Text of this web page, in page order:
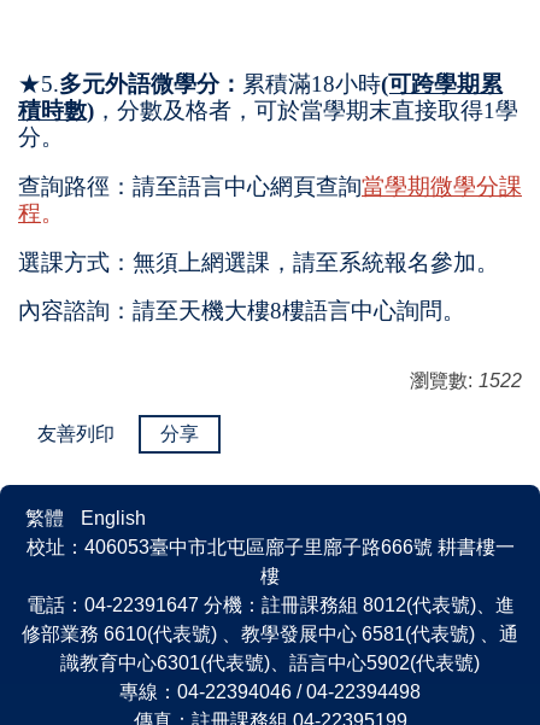
★5.多元外語微學分： 累積滿18小時(可跨學期累
積時數) ，分數及格者，可於當學期末直接取得1學
分。
查詢路徑：請至語言中心網頁查詢當學期微學分課
程。
選課方式：無須上網選課，請至系統報名參加。
內容諮詢：請至天機大樓8樓語言中心詢問。
瀏覽數: 1522
友善列印 分享
繁體
English
校址：406053臺中市北屯區廍子里廍子路666號 耕書樓一
樓
電話：04-22391647 分機：註冊課務組 8012(代表號)、進
修部業務 6610(代表號) 、教學發展中心 6581(代表號) 、通
識教育中心6301(代表號)、語言中心5902(代表號)
專線：04-22394046 / 04-22394498
傳真：註冊課務組 04-22395199